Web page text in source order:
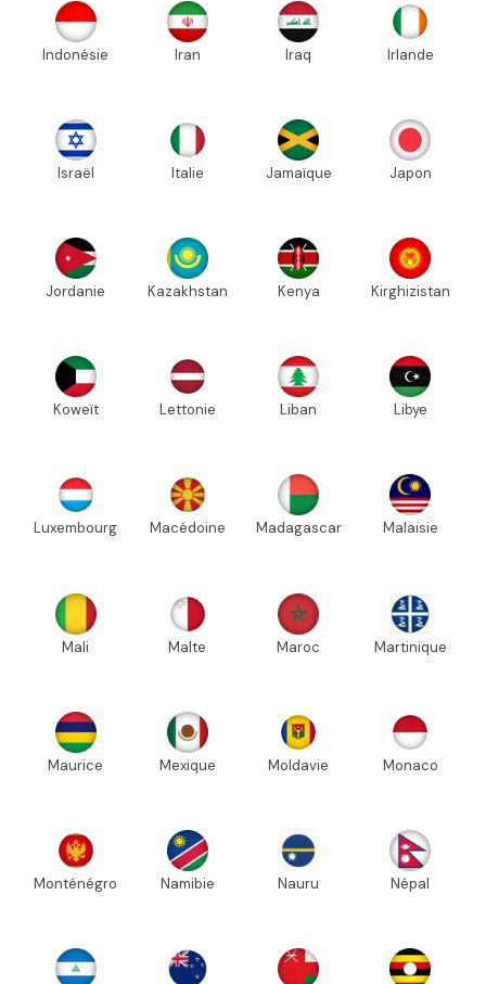
Indonésie Iran Iraq Irlande
Israël Italie Jamaïque Japon
Jordanie Kazakhstan Kenya Kirghizistan
Koweït Lettonie Liban Libye
Luxembourg Macédoine Madagascar Malaisie
Mali Malte Maroc Martinique
Maurice Mexique Moldavie Monaco
Monténégro Namibie Nauru Népal